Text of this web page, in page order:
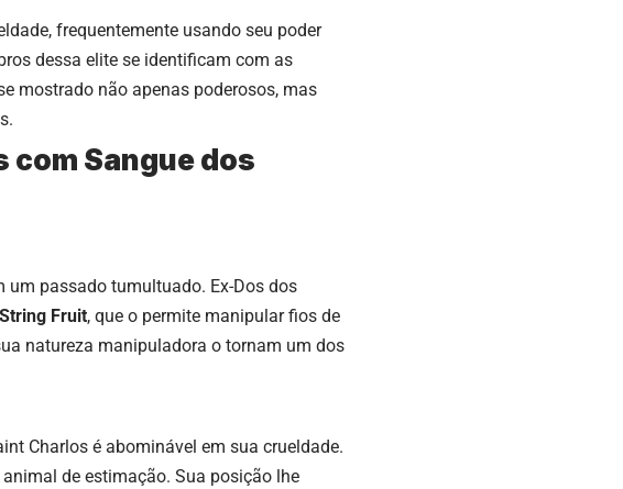
frequentemente usando seu poder
dessa elite se identificam com as
mostrado não apenas poderosos, mas
com Sangue dos
passado tumultuado. Ex-Dos dos
Fruit, que o permite manipular fios de
natureza manipuladora o tornam um dos
Charlos é abominável em sua crueldade.
de estimação. Sua posição lhe